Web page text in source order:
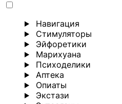
Навигация
Стимуляторы
Эйфоретики
Марихуана
Психоделики
Аптека
Опиаты
Экстази